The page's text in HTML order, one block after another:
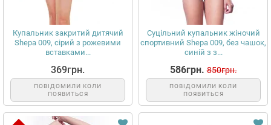
Купальник закритий дитячий
Shepa 009, сірий з рожевими
вставками...
369грн.
ПОВІДОМИЛИ КОЛИ
ПОЯВИТЬСЯ
Суцільний купальник жіночий
спортивний Shepa 009, без чашок,
синій з з...
586грн. 850грн.
ПОВІДОМИЛИ КОЛИ
ПОЯВИТЬСЯ